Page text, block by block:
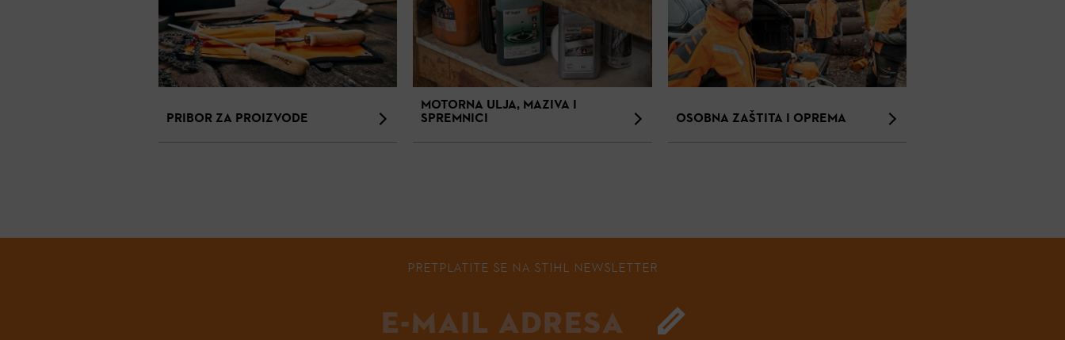
PRIBOR ZA PROIZVODE
MOTORNA ULJA, MAZIVA I
SPREMNICI OSOBNA ZAŠTITA I OPREMA
PRETPLATITE SE NA STIHL NEWSLETTER